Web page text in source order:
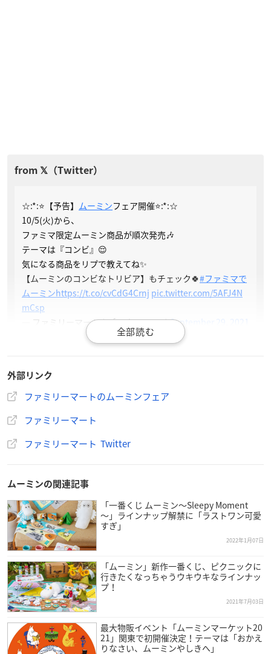
☆:*:⭐【予告】 ムーミンフェア開催⭐:*:☆
10/5(火)から、
ファミマ限定ムーミン商品が順次発売🎶
テーマは『コンビ』😌
気になる商品をリプで教えてね✨
【ムーミンのコンビなトリビア】もチェック🍀#ファミマで
ムーミンhttps://t.co/cvCdG4Crnj pic.twitter.com/5AFJ4N
mCsp
— ファミリーマート (@famima_now)September 29, 2021
外部リンク
ファミリーマートのムーミンフェア
ファミリーマート
ファミリーマート Twitter
ムーミンの関連記事
「一番くじ ムーミン～Sleepy Moment
～」ラインナップ解禁に「ラストワン可愛
すぎ」
2022年1月07日
「ムーミン」新作一番くじ、ピクニックに
行きたくなっちゃうウキウキなラインナッ
プ！
2021年7月03日
最大物販イベント「ムーミンマーケット20
21」関東で初開催決定！テーマは「おかえ
りなさい、ムーミンやしきへ」